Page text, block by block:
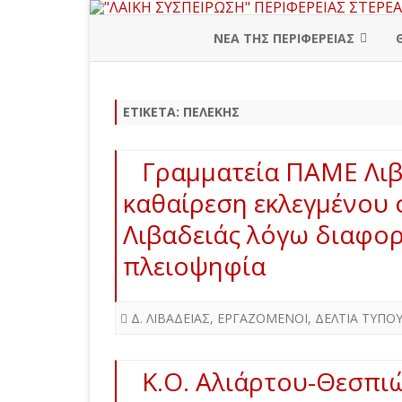
ΝΕΑ ΤΗΣ ΠΕΡΙΦΕΡΕΙΑΣ
ΒΟΙΩΤΙΑ
ΦΘΙΩΤΙΔΑ
ΦΩΚΙΔΑ
ΕΤΙΚΈΤΑ: ΠΕΛΈΚΗΣ
Γραμματεία ΠΑΜΕ
καθαίρεση
Λιβαδειάς λόγω
πλειοψηφία
Δ. ΛΙΒΑΔΕΙΑΣ, ΕΡΓΑΖΟΜΕΝΟΙ, ΔΕΛΤΙΑ ΤΥΠΟΥ
Κ.Ο. Αλιάρτου-